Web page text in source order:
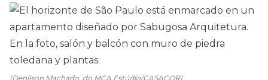
(Denilson Machado, do MCA Estúdio/CASACOR)